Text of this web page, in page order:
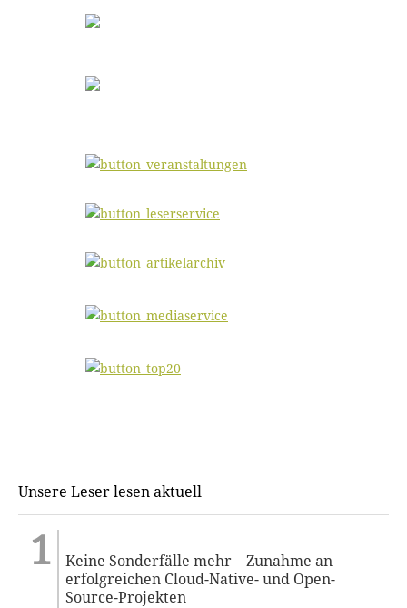
Unsere Leser lesen aktuell
Keine Sonderfälle mehr – Zunahme an
erfolgreichen Cloud-Native- und Open-
Source-Projekten